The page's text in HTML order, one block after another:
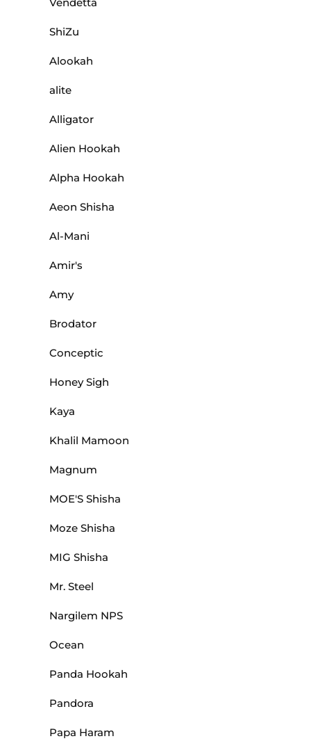
Vendetta
ShiZu
Alookah
alite
Alligator
Alien Hookah
Alpha Hookah
Aeon Shisha
Al-Mani
Amir's
Amy
Brodator
Conceptic
Honey Sigh
Kaya
Khalil Mamoon
Magnum
MOE'S Shisha
Moze Shisha
MIG Shisha
Mr. Steel
Nargilem NPS
Ocean
Panda Hookah
Pandora
Papa Haram